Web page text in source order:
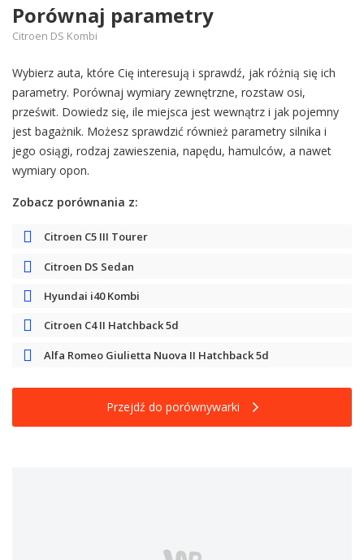
Porównaj parametry
Citroen DS Kombi
Wybierz auta, które Cię interesują i sprawdź, jak różnią się ich
parametry. Porównaj wymiary zewnętrzne, rozstaw osi,
prześwit. Dowiedz się, ile miejsca jest wewnątrz i jak pojemny
jest bagażnik. Możesz sprawdzić również parametry silnika i
jego osiągi, rodzaj zawieszenia, napędu, hamulców, a nawet
wymiary opon.
Zobacz porównania z:
Citroen C5 III Tourer
Citroen DS Sedan
Hyundai i40 Kombi
Citroen C4 II Hatchback 5d
Alfa Romeo Giulietta Nuova II Hatchback 5d
Przejdź do porównywarki